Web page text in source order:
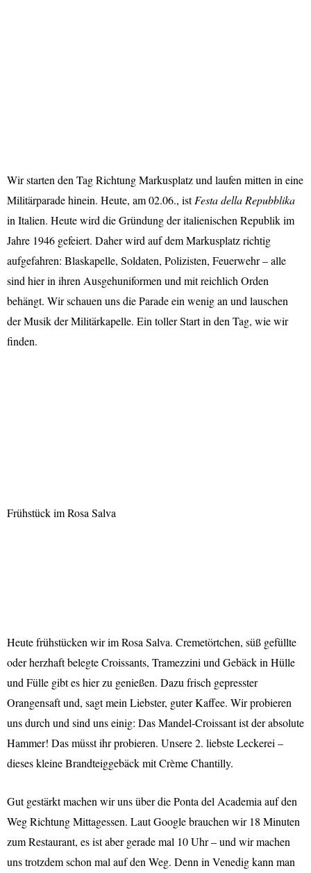
Wir starten den Tag Richtung Markusplatz und laufen mitten in eine
Militärparade hinein. Heute, am 02.06., istFesta della Repubblika
in Italien. Heute wird die Gründung der italienischen Republik im
Jahre 1946 gefeiert. Daher wird auf dem Markusplatz richtig
aufgefahren: Blaskapelle, Soldaten, Polizisten, Feuerwehr – alle
sind hier in ihren Ausgehuniformen und mit reichlich Orden
behängt. Wir schauen uns die Parade ein wenig an und lauschen
der Musik der Militärkapelle. Ein toller Start in den Tag, wie wir
finden.
Frühstück im Rosa Salva
Heute frühstücken wir im Rosa Salva. Cremetörtchen, süß gefüllte
oder herzhaft belegte Croissants, Tramezzini und Gebäck in Hülle
und Fülle gibt es hier zu genießen. Dazu frisch gepresster
Orangensaft und, sagt mein Liebster, guter Kaffee. Wir probieren
uns durch und sind uns einig: Das Mandel-Croissant ist der absolute
Hammer! Das müsst ihr probieren. Unsere 2. liebste Leckerei –
dieses kleine Brandteiggebäck mit Crème Chantilly.
Gut gestärkt machen wir uns über die Ponta del Academia auf den
Weg Richtung Mittagessen. Laut Google brauchen wir 18 Minuten
zum Restaurant, es ist aber gerade mal 10 Uhr – und wir machen
uns trotzdem schon mal auf den Weg. Denn in Venedig kann man